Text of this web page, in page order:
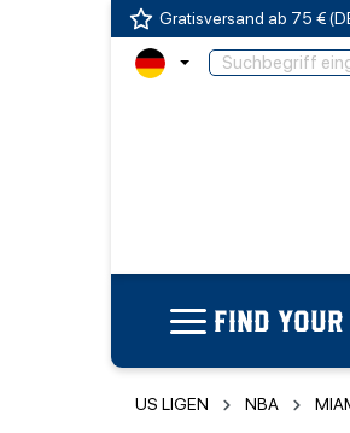
Gratisversand ab 75 €
FIND
US LIGEN NBA